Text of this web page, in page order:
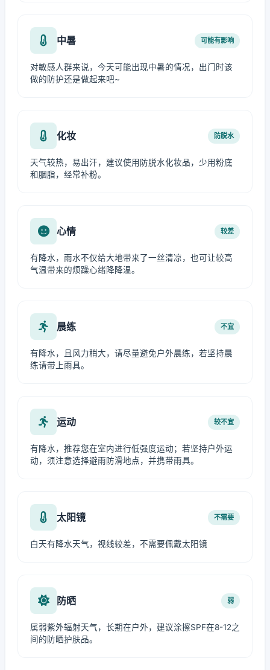
中暑 可能有影响
对敏感人群来说，今天可能出现中暑的情况，出门时该
做的防护还是做起来吧~
化妆 防脱水
天气较热，易出汗，建议使用防脱水化妆品，少用粉底
和胭脂，经常补粉。
心情 较差
有降水，雨水不仅给大地带来了一丝清凉，也可让较高
气温带来的烦躁心绪降降温。
晨练 不宜
有降水，且风力稍大，请尽量避免户外晨练，若坚持晨
练请带上雨具。
运动 较不宜
有降水，推荐您在室内进行低强度运动；若坚持户外运
动，须注意选择避雨防滑地点，并携带雨具。
太阳镜 不需要
白天有降水天气，视线较差，不需要佩戴太阳镜
防晒 弱
属弱紫外辐射天气，长期在户外，建议涂擦SPF在8-12之
间的防晒护肤品。